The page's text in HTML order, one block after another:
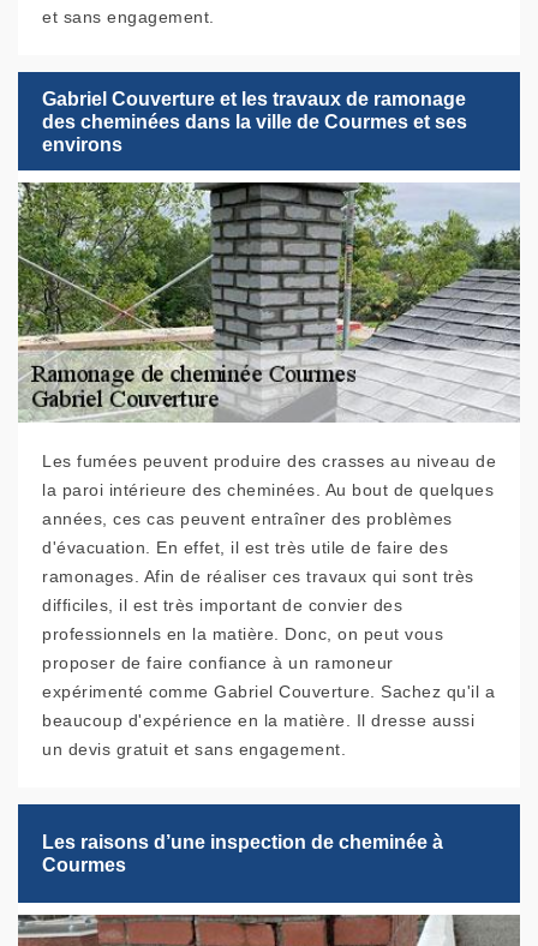
et sans engagement.
Gabriel Couverture et les travaux de ramonage
des cheminées dans la ville de Courmes et ses
environs
Les fumées peuvent produire des crasses au niveau de
la paroi intérieure des cheminées. Au bout de quelques
années, ces cas peuvent entraîner des problèmes
d'évacuation. En effet, il est très utile de faire des
ramonages. Afin de réaliser ces travaux qui sont très
difficiles, il est très important de convier des
professionnels en la matière. Donc, on peut vous
proposer de faire confiance à un ramoneur
expérimenté comme Gabriel Couverture. Sachez qu'il a
beaucoup d'expérience en la matière. Il dresse aussi
un devis gratuit et sans engagement.
Les raisons d’une inspection de cheminée à
Courmes